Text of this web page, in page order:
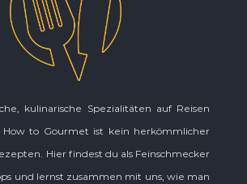
kulinarische Spezialitäten auf Reisen
How to Gourmet ist kein herkömmlicher
Hier findest du als Feinschmecker
und lernst zusammen mit uns, wie man